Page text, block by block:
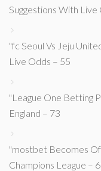
Suggestions With Live
"fc Seoul Vs Jeju
Live Odds – 55
"League One Betting
England – 73
"mostbet Becomes
Champions League –